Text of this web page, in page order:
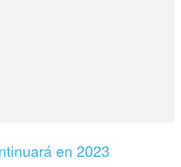
en 2023